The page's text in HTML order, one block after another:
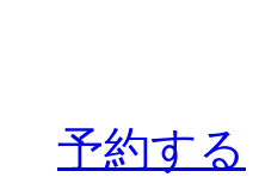
予約する